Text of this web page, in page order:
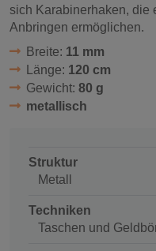
sich Karabinerhaken, die
Anbringen ermöglichen.
Breite: 11 mm
Länge: 120 cm
Gewicht: 80 g
metallisch
Struktur
Metall
Techniken
Taschen und